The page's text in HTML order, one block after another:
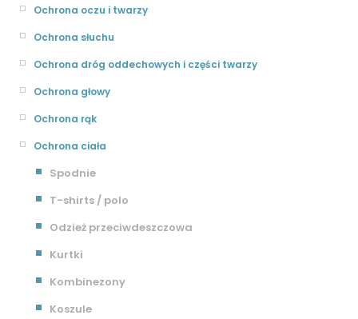
Ochrona oczu i twarzy
Ochrona słuchu
Ochrona dróg oddechowych i części twarzy
Ochrona głowy
Ochrona rąk
Ochrona ciała
Spodnie
T-shirts / polo
Odzież przeciwdeszczowa
Kurtki
Kombinezony
Koszule